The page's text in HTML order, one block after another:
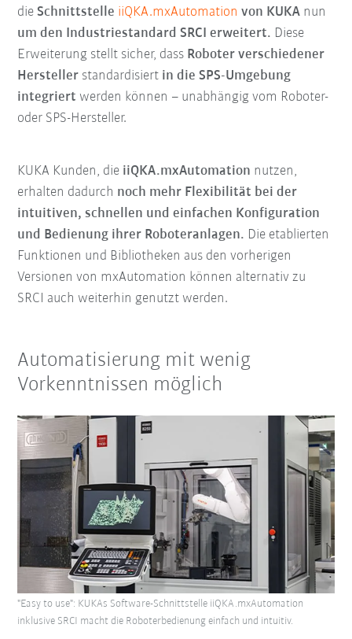
dieSchnittstelle iiQKA.mxAutomation von KUKA nun
um den Industriestandard SRCI erweitert. Diese
Erweiterung stellt sicher, dass Roboter verschiedener
Hersteller standardisiert in die SPS-Umgebung
integriert werden können – unabhängig vom Roboter-
oder SPS-Hersteller.
KUKA Kunden, die iiQKA.mxAutomation nutzen,
erhalten dadurch noch mehr Flexibilität bei der
intuitiven, schnellen und einfachen Konfiguration
und Bedienung ihrer Roboteranlagen. Die etablierten
Funktionen und Bibliotheken aus den vorherigen
Versionen von mxAutomation können alternativ zu
SRCI auch weiterhin genutzt werden.
Automatisierung mit wenig
Vorkenntnissen möglich
"Easy to use": KUKAs Software-Schnittstelle iiQKA.mxAutomation
inklusive SRCI macht die Roboterbedienung einfach und intuitiv.